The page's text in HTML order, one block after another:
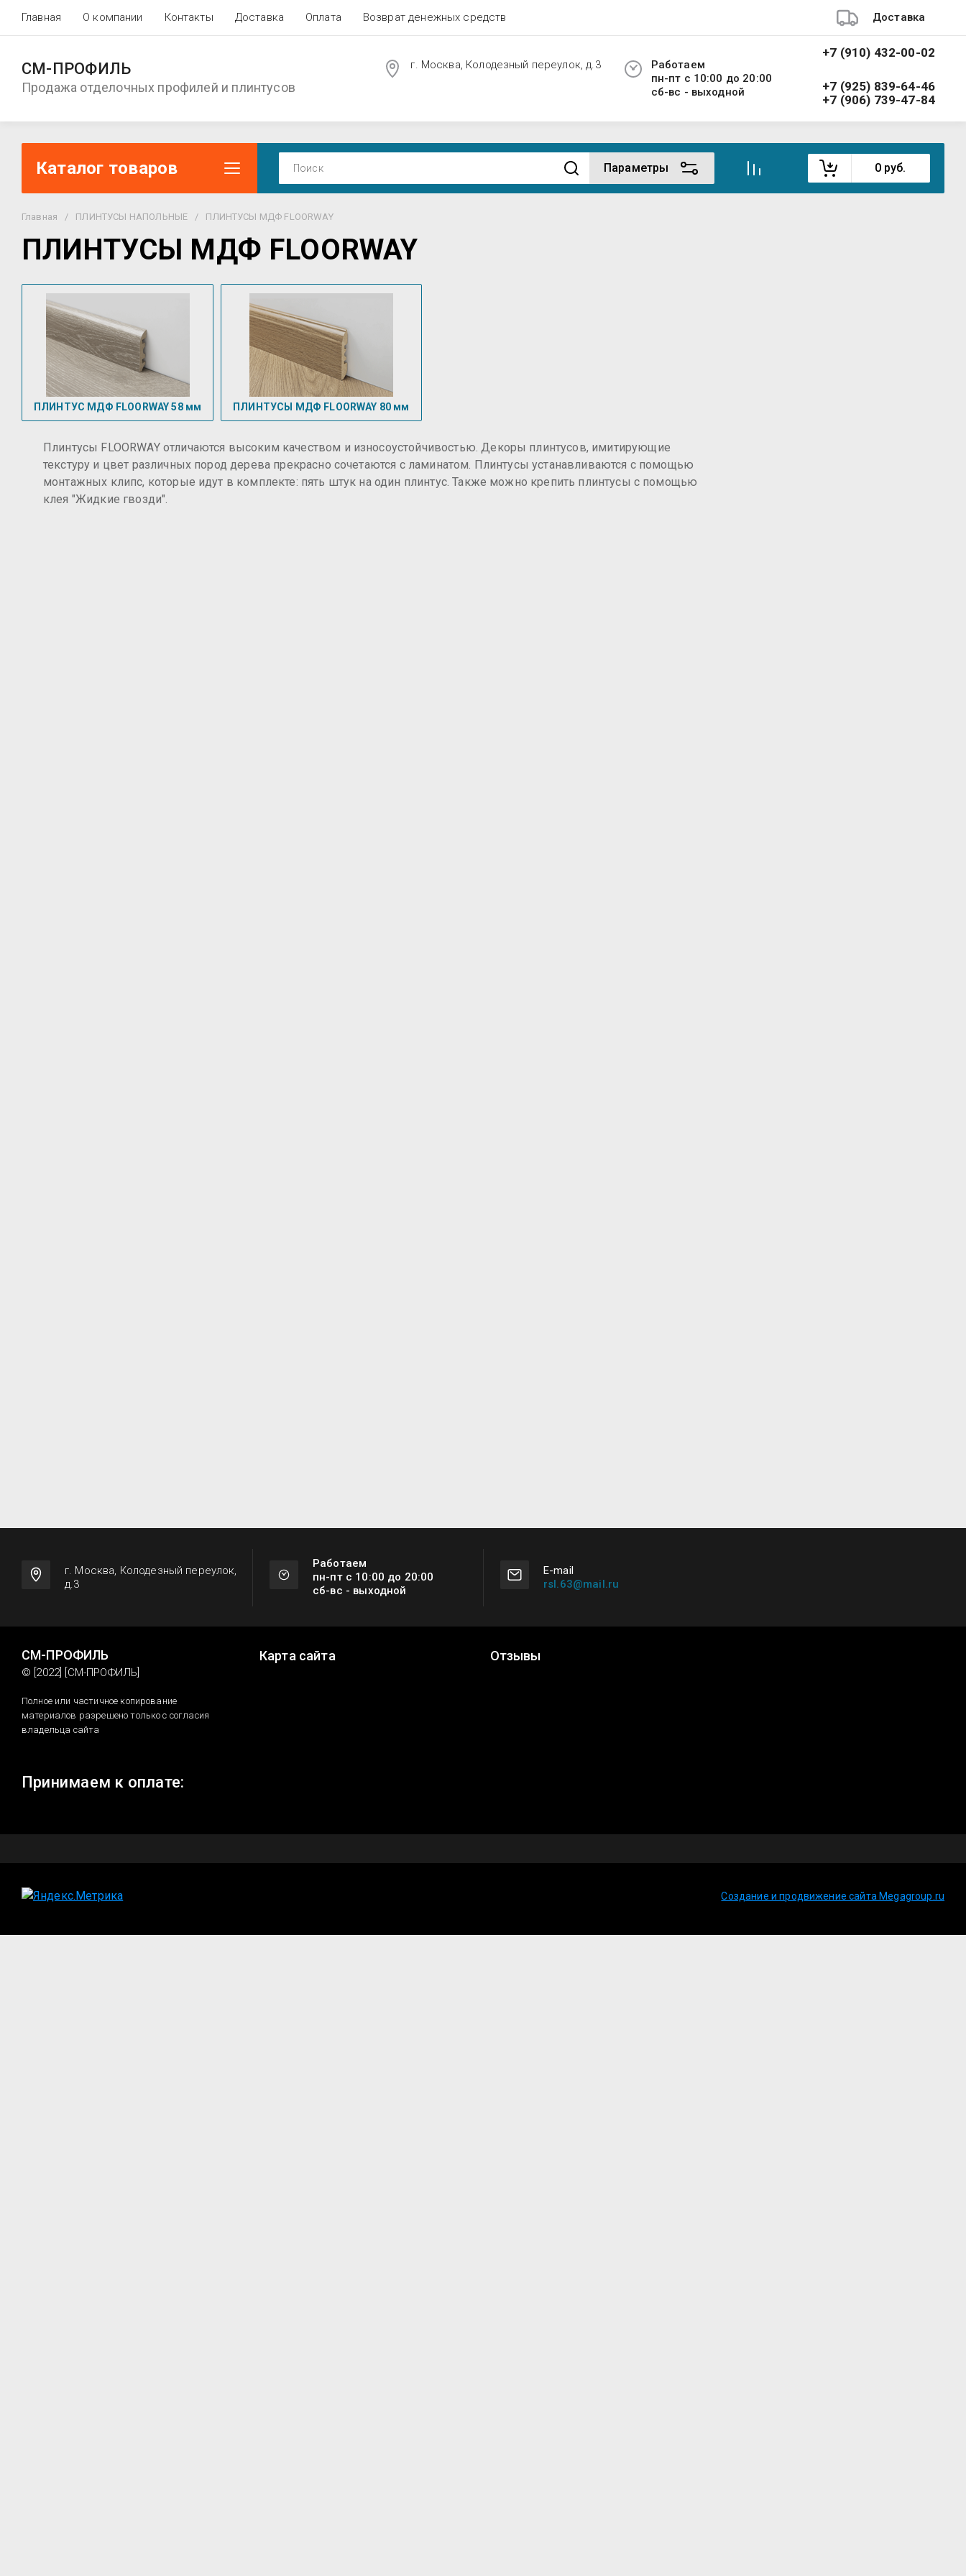
Главная О компании Контакты Доставка Оплата Возврат денежных средств Доставка
СМ-ПРОФИЛЬ
Продажа отделочных профилей и плинтусов
г. Москва, Колодезный переулок, д.3
Работаем
пн-пт с 10:00 до 20:00
сб-вс - выходной
+7 (910) 432-00-02
+7 (925) 839-64-46
+7 (906) 739-47-84
Каталог товаров Параметры 0 руб.
Главная / ПЛИНТУСЫ НАПОЛЬНЫЕ / ПЛИНТУСЫ МДФ FLOORWAY
ПЛИНТУСЫ МДФ FLOORWAY
ПЛИНТУС МДФ FLOORWAY 58 мм ПЛИНТУСЫ МДФ FLOORWAY 80 мм
Плинтусы FLOORWAY отличаются высоким качеством и износоустойчивостью. Декоры плинтусов, имитирующие
текстуру и цвет различных пород дерева прекрасно сочетаются с ламинатом. Плинтусы устанавливаются с помощью
монтажных клипс, которые идут в комплекте: пять штук на один плинтус. Также можно крепить плинтусы с помощью
клея "Жидкие гвозди".
г. Москва, Колодезный переулок,
д.3
Работаем
пн-пт с 10:00 до 20:00
сб-вс - выходной
Е-mail
rsl.63@mail.ru
СМ-ПРОФИЛЬ
© [2022] [СМ-ПРОФИЛЬ]
Полное или частичное копирование
материалов разрешено только с согласия
владельца сайта
Карта сайта Отзывы
Принимаем к оплате:
Создание и продвижение сайта Megagroup.ru